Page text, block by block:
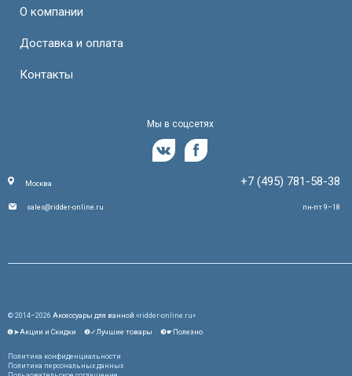
О компании
Доставка и оплата
Контакты
Мы в соцсетях
+7 (495) 781-58-38
пн-пт 9–18
Москва
sales@ridder-online.ru
© 2014–2026 Аксессуары для ванной «ridder-online.ru»
❶➤Акции и Скидки ❷✓Лучшие товары ❸☛Полезно
Политика конфиденциальности
Политика персональных данных